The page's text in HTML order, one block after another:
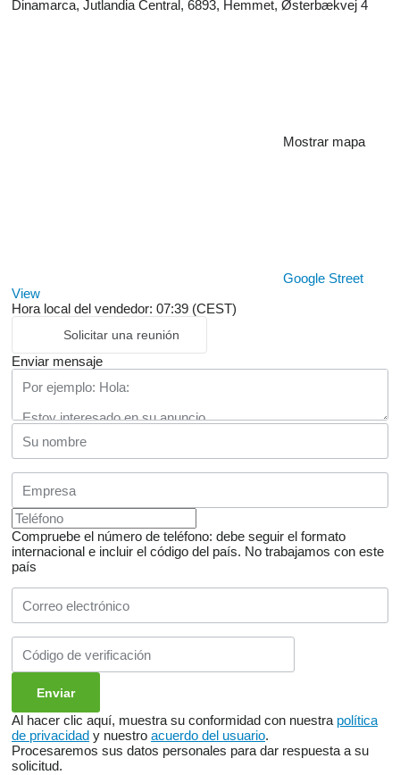
Dinamarca, Jutlandia Central, 6893, Hemmet, Østerbækvej 4
Mostrar mapa
Google Street
View
Hora local del vendedor: 07:39 (CEST)
Solicitar una reunión
Enviar mensaje
Compruebe el número de teléfono: debe seguir el formato
internacional e incluir el código del país. No trabajamos con este
país
Al hacer clic aquí, muestra su conformidad con nuestra política
de privacidad y nuestro acuerdo del usuario.
Procesaremos sus datos personales para dar respuesta a su
solicitud.